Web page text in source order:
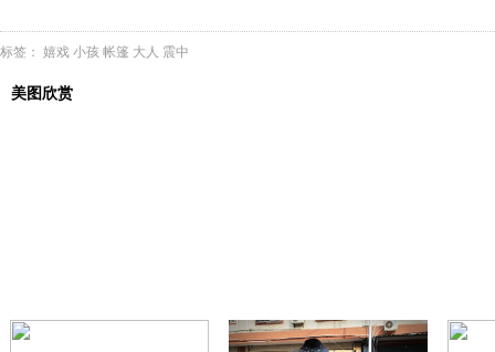
标签： 嬉戏 小孩 帐篷 大人 震中
美图欣赏